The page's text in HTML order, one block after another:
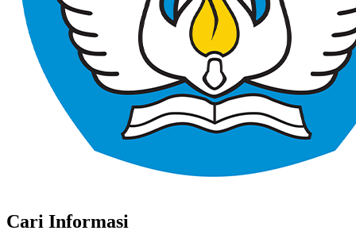
Cari Informasi